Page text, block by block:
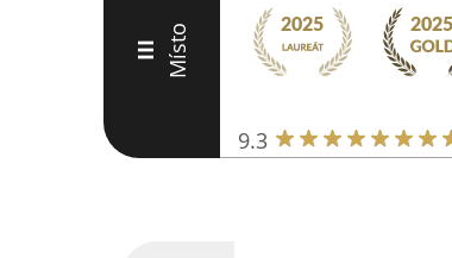
III Místo
9.3